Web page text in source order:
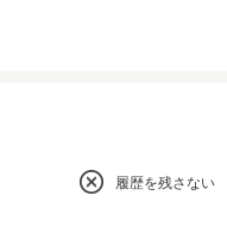
履歴を残さない